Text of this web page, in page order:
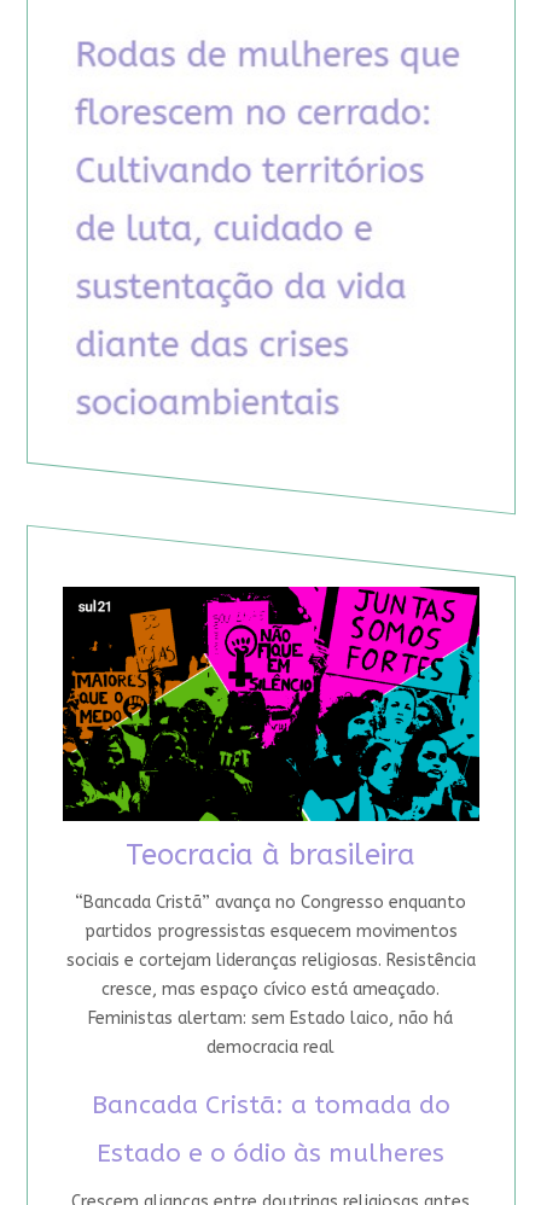
Teocracia à brasileira
“Bancada Cristã” avança no Congresso enquanto
partidos progressistas esquecem movimentos
sociais e cortejam lideranças religiosas. Resistência
cresce, mas espaço cívico está ameaçado.
Feministas alertam: sem Estado laico, não há
democracia real
Bancada Cristã: a tomada do
Estado e o ódio às mulheres